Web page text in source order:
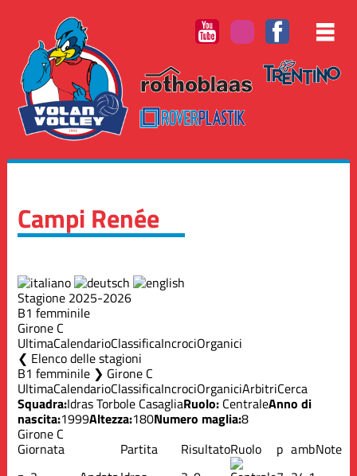
Campi Renée
Stagione 2025-2026
B1 femminile
Girone C
UltimaCalendarioClassificaIncrociOrganici
Elenco delle stagioni
B1 femminile ❯ Girone C
UltimaCalendarioClassificaIncrociOrganiciArbitriCerca
Squadra:Idras Torbole CasagliaRuolo: CentraleAnno di
nascita:1999Altezza:180Numero maglia:8
Girone C
Giornata Partita RisultatoRuolo p ambNote